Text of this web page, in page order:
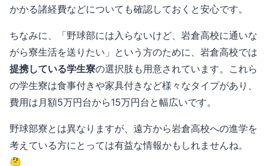
かかる諸経費などについても確認しておくと安心です。
ちなみに、「野球部には入らないけど、岩倉高校に通いな
がら寮生活を送りたい」という方のために、岩倉高校では
提携している学生寮の選択肢も用意されています。これら
の学生寮は食事付きや家具付きなど様々なタイプがあり、
費用は月額5万円台から15万円台と幅広いです。
野球部寮とは異なりますが、遠方から岩倉高校への進学を
考えている方にとっては有益な情報かもしれませんね。
🤔